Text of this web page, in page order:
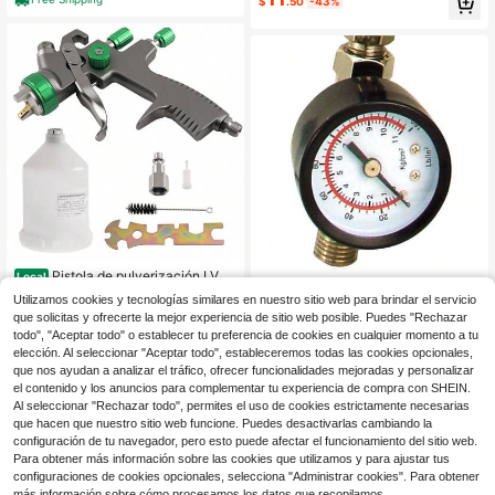
Local Pistola de pulverización LVLP
1.8mm de alimentación por graveda
d con taza de 600ml, pulverizador
de pintura para automóviles con taz
a de 600ml
$121.10 -42%
Free Shipping
3Hay otros vendedores
para pistolas de pintura DEVILBISS
$49.80 -42%
Free Shipping
Utilizamos cookies y tecnologías similares en nuestro sitio web para brindar el servicio
que solicitas y ofrecerte la mejor experiencia de sitio web posible. Puedes "Rechazar
todo", "Aceptar todo" o establecer tu preferencia de cookies en cualquier momento a tu
elección. Al seleccionar "Aceptar todo", estableceremos todas las cookies opcionales,
que nos ayudan a analizar el tráfico, ofrecer funcionalidades mejoradas y personalizar
el contenido y los anuncios para complementar tu experiencia de compra con SHEIN.
Al seleccionar "Rechazar todo", permites el uso de cookies estrictamente necesarias
que hacen que nuestro sitio web funcione. Puedes desactivarlas cambiando la
configuración de tu navegador, pero esto puede afectar el funcionamiento del sitio web.
Para obtener más información sobre las cookies que utilizamos y para ajustar tus
configuraciones de cookies opcionales, selecciona "Administrar cookies". Para obtener